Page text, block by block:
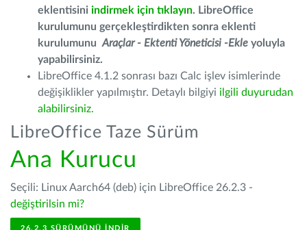
eklentisini indirmek için tıklayın. LibreOffice
kurulumunu gerçekleştirdikten sonra eklenti
kurulumunu Araçlar - Ektenti Yöneticisi -Ekle yoluyla
yapabilirsiniz.
LibreOffice 4.1.2 sonrası bazı Calc işlev isimlerinde
değişiklikler yapılmıştır. Detaylı bilgiyi ilgili duyurudan
alabilirsiniz.
LibreOffice Taze Sürüm
Ana Kurucu
Seçili: Linux Aarch64 (deb) için LibreOffice 26.2.3 -
değiştirilsin mi?
26.2.3 SÜRÜMÜNÜ İNDIR